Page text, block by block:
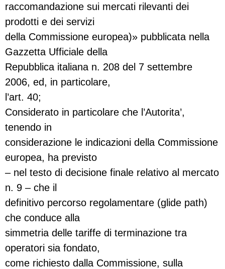
raccomandazione sui mercati rilevanti dei
prodotti e dei servizi
della Commissione europea)» pubblicata nella
Gazzetta Ufficiale della
Repubblica italiana n. 208 del 7 settembre
2006, ed, in particolare,
l’art. 40;
Considerato in particolare che l’Autorita’,
tenendo in
considerazione le indicazioni della Commissione
europea, ha previsto
– nel testo di decisione finale relativo al mercato
n. 9 – che il
definitivo percorso regolamentare (glide path)
che conduce alla
simmetria delle tariffe di terminazione tra
operatori sia fondato,
come richiesto dalla Commissione, sulla